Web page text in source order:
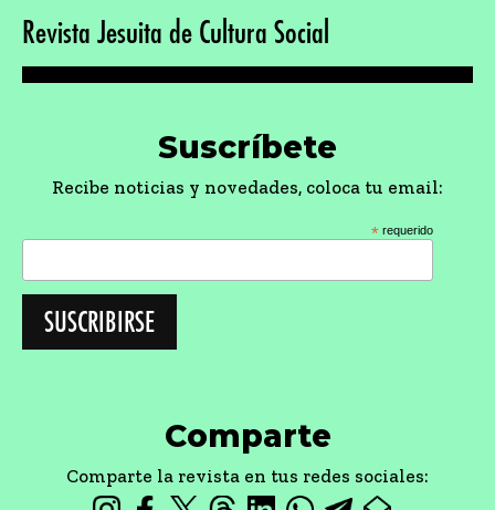
Revista Jesuita de Cultura Social
Suscríbete
Recibe noticias y novedades, coloca tu email:
* requerido
Comparte
Comparte la revista en tus redes sociales: